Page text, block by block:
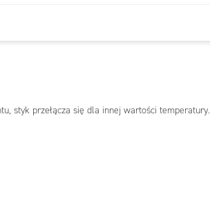
styk przełącza się dla innej wartości temperatury.